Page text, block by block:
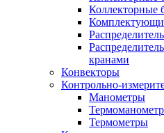
Коллекторные
кранами
Конвекторы
Контрольно-
Манометры
Термометры